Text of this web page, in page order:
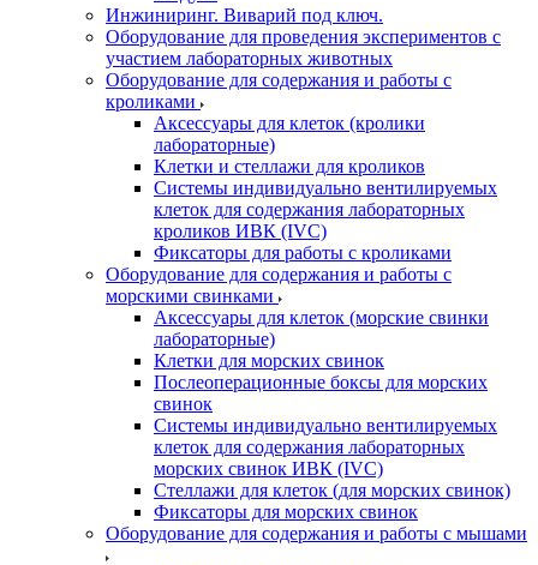
Инжиниринг. Виварий под ключ.
Оборудование для проведения экспериментов с
участием лабораторных животных
Оборудование для содержания и работы с
кроликами
Аксессуары для клеток (кролики
лабораторные)
Клетки и стеллажи для кроликов
Системы индивидуально вентилируемых
клеток для содержания лабораторных
кроликов ИВК (IVC)
Фиксаторы для работы с кроликами
Оборудование для содержания и работы с
морскими свинками
Аксессуары для клеток (морские свинки
лабораторные)
Клетки для морских свинок
Послеоперационные боксы для морских
свинок
Системы индивидуально вентилируемых
клеток для содержания лабораторных
морских свинок ИВК (IVC)
Стеллажи для клеток (для морских свинок)
Фиксаторы для морских свинок
Оборудование для содержания и работы с мышами